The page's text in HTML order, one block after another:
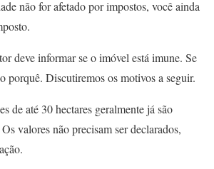
não for afetado por impostos, você ainda
deve informar se o imóvel está imune. Se
porquê. Discutiremos os motivos a seguir.
de até 30 hectares geralmente já são
valores não precisam ser declarados,